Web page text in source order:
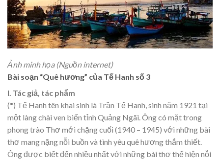
Ảnh minh họa (Nguồn internet)
Bài soạn “Quê hương” của Tế Hanh số 3
I. Tác giả, tác phẩm
(*) Tế Hanh tên khai sinh là Trần Tế Hanh, sinh năm 1921 tại
một làng chài ven biển tỉnh Quảng Ngãi. Ông có mặt trong
phong trào Thơ mới chặng cuối (1940 – 1945) với những bài
thơ mang nặng nỗi buồn và tình yêu quê hương thắm thiết.
Ông được biết đến nhiều nhất với những bài thơ thể hiện nỗi